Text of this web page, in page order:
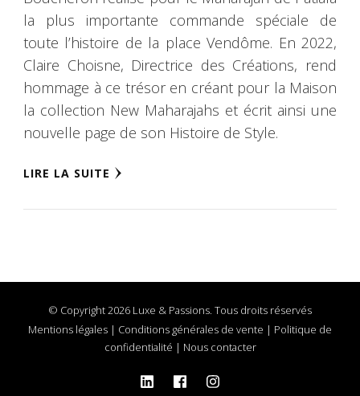
la plus importante commande spéciale de
toute l’histoire de la place Vendôme. En 2022,
Claire Choisne, Directrice des Créations, rend
hommage à ce trésor en créant pour la Maison
la collection New Maharajahs et écrit ainsi une
nouvelle page de son Histoire de Style.
LIRE LA SUITE
© Copyright 2026 Luxe & Passions. Tous droits réservés
Mentions légales | Conditions générales de vente | Politique de
confidentialité | Nous contacter